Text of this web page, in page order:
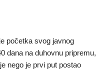
početka svog javnog
dana na duhovnu pripremu,
nego je prvi put postao